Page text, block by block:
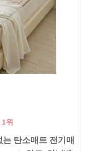
위
탄소매트 전기매